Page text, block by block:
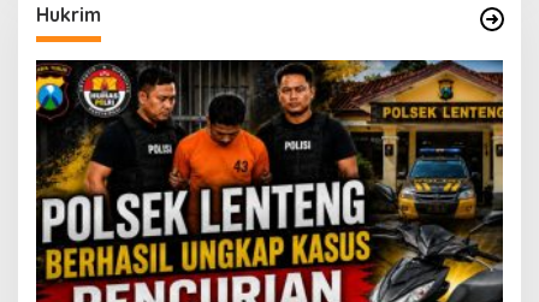
Hukrim